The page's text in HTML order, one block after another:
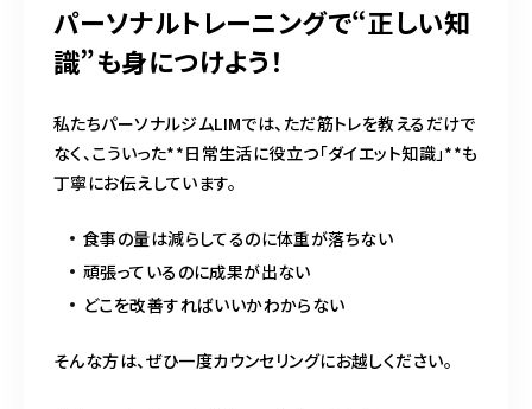
パーソナルトレーニングで“正しい知
識”も身につけよう！
私たちパーソナルジムLIMでは、ただ筋トレを教えるだけで
なく、こういった**日常生活に役立つ「ダイエット知識」**も
丁寧にお伝えしています。
食事の量は減らしてるのに体重が落ちない
頑張っているのに成果が出ない
どこを改善すればいいかわからない
そんな方は、ぜひ一度カウンセリングにお越しください。